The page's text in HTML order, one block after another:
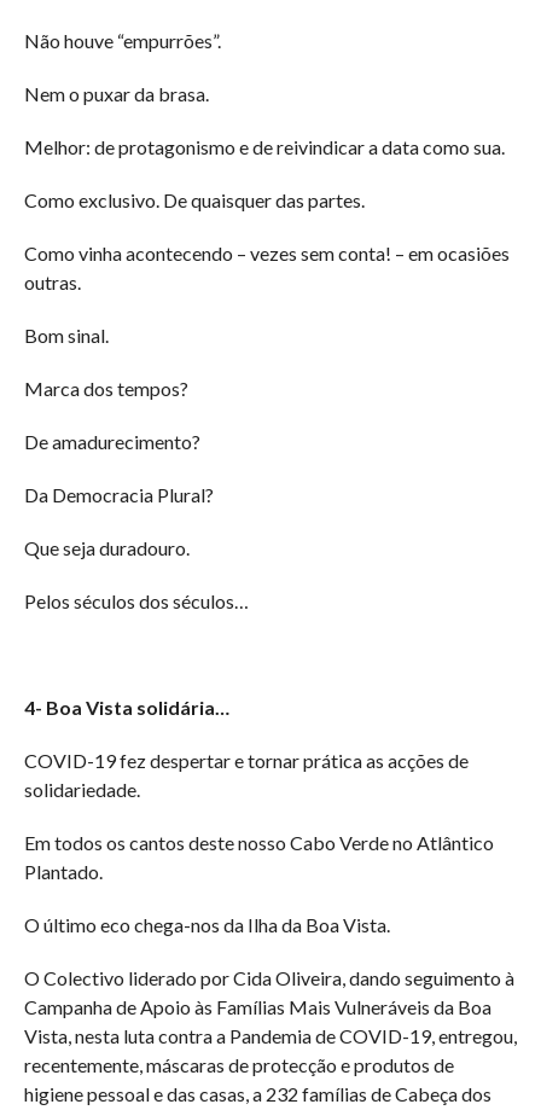
Não houve “empurrões”.
Nem o puxar da brasa.
Melhor: de protagonismo e de reivindicar a data como sua.
Como exclusivo. De quaisquer das partes.
Como vinha acontecendo – vezes sem conta! – em ocasiões
outras.
Bom sinal.
Marca dos tempos?
De amadurecimento?
Da Democracia Plural?
Que seja duradouro.
Pelos séculos dos séculos…
4- Boa Vista solidária…
COVID-19 fez despertar e tornar prática as acções de
solidariedade.
Em todos os cantos deste nosso Cabo Verde no Atlântico
Plantado.
O último eco chega-nos da Ilha da Boa Vista.
O Colectivo liderado por Cida Oliveira, dando seguimento à
Campanha de Apoio às Famílias Mais Vulneráveis da Boa
Vista, nesta luta contra a Pandemia de COVID-19, entregou,
recentemente, máscaras de protecção e produtos de
higiene pessoal e das casas, a 232 famílias de Cabeça dos